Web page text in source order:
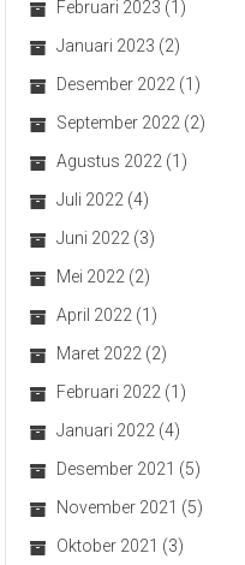
Februari 2023 (1)
Januari 2023 (2)
Desember 2022 (1)
September 2022 (2)
Agustus 2022 (1)
Juli 2022 (4)
Juni 2022 (3)
Mei 2022 (2)
April 2022 (1)
Maret 2022 (2)
Februari 2022 (1)
Januari 2022 (4)
Desember 2021 (5)
November 2021 (5)
Oktober 2021 (3)